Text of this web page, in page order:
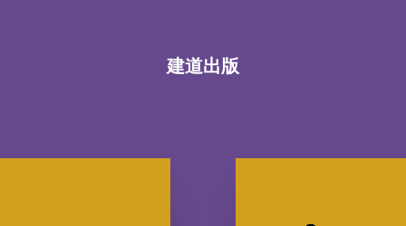
建道出版